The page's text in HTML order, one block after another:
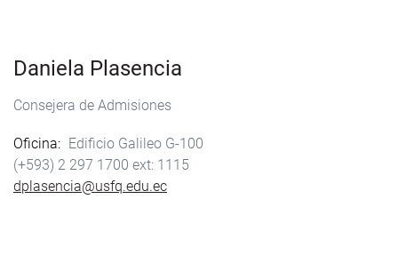
Daniela Plasencia
Consejera de Admisiones
Oficina
Edificio Galileo G-100
(+593) 2 297 1700
1115
dplasencia@usfq.edu.ec